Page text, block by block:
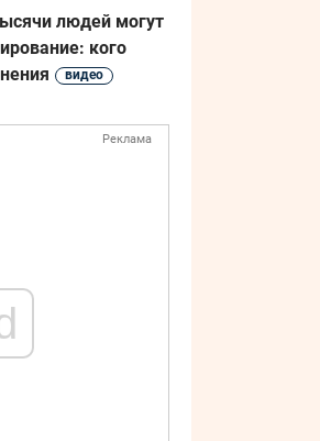
людей могут
кого
видео
Реклама